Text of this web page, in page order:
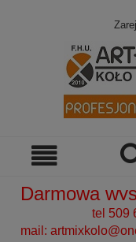
Darmowa
tel
mail: